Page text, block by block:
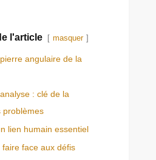
l'article masquer
angulaire de la
: clé de la
problèmes
lien humain essentiel
faire face aux défis